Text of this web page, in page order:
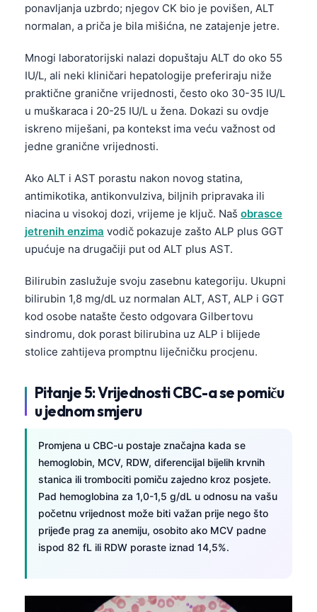
ponavljanja uzbrdo; njegov CK bio je povišen, ALT
normalan, a priča je bila mišićna, ne zatajenje jetre.
Mnogi laboratorijski nalazi dopuštaju ALT do oko 55
IU/L, ali neki kliničari hepatologije preferiraju niže
praktične granične vrijednosti, često oko 30-35 IU/L
u muškaraca i 20-25 IU/L u žena. Dokazi su ovdje
iskreno miješani, pa kontekst ima veću važnost od
jedne granične vrijednosti.
Ako ALT i AST porastu nakon novog statina,
antimikotika, antikonvulziva, biljnih pripravaka ili
niacina u visokoj dozi, vrijeme je ključ. Naš obrasce
jetrenih enzima vodič pokazuje zašto ALP plus GGT
upućuje na drugačiji put od ALT plus AST.
Bilirubin zaslužuje svoju zasebnu kategoriju. Ukupni
bilirubin 1,8 mg/dL uz normalan ALT, AST, ALP i GGT
kod osobe natašte često odgovara Gilbertovu
sindromu, dok porast bilirubina uz ALP i blijede
stolice zahtijeva promptnu liječničku procjenu.
Pitanje 5: Vrijednosti CBC-a se pomiču
u jednom smjeru
Promjena u CBC-u postaje značajna kada se
hemoglobin, MCV, RDW, diferencijal bijelih krvnih
stanica ili trombociti pomiču zajedno kroz posjete.
Pad hemoglobina za 1,0-1,5 g/dL u odnosu na vašu
početnu vrijednost može biti važan prije nego što
prijeđe prag za anemiju, osobito ako MCV padne
ispod 82 fL ili RDW poraste iznad 14,5%.
বাংলা
मराठी
తెలుగు
தமிழ்
ગુજરાતી
ಕನ್ನಡ
Bahasa Melayu
Tiếng Việt
Tagalog
ไทย
ဗမာစာ
አማርኛ
Українська
O‘zbekcha
Català
Қазақ тілі
Suomi
Slovenčina
كوردی‎
پښتو
سنڌي
සිංහල